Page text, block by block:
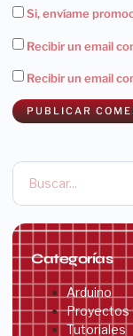
Si, envíame
Recibir un email
Recibir un email
Categorías
Arduino
Proyectos
Tutoriales